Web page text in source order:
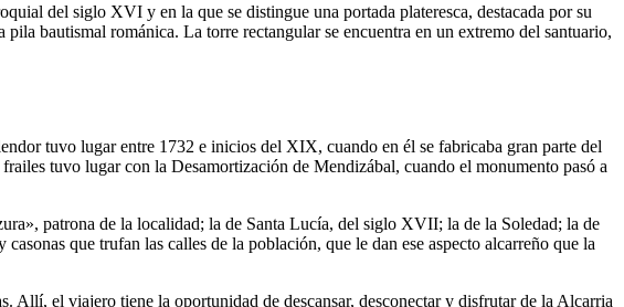
del siglo XVI y en la que se distingue una portada plateresca, destacada por su
bautismal románica. La torre rectangular se encuentra en un extremo del santuario,
tuvo lugar entre 1732 e inicios del XIX, cuando en él se fabricaba gran parte del
tuvo lugar con la Desamortización de Mendizábal, cuando el monumento pasó a
patrona de la localidad; la de Santa Lucía, del siglo XVII; la de la Soledad; la de
que trufan las calles de la población, que le dan ese aspecto alcarreño que la
Allí, el viajero tiene la oportunidad de descansar, desconectar y disfrutar de la Alcarria